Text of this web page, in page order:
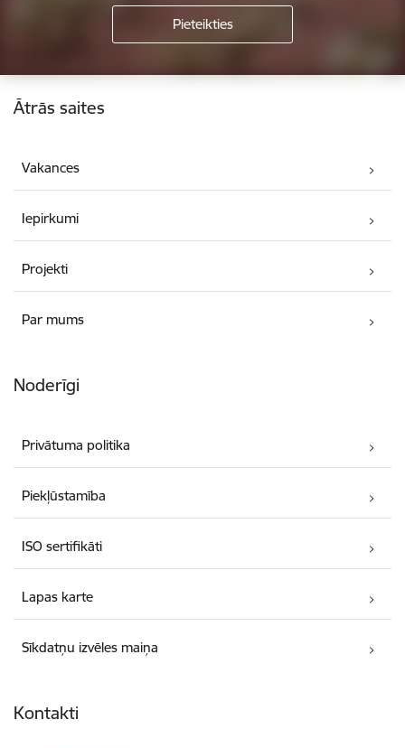
Kājene
Ātrās saites
Vakances
Iepirkumi
Projekti
Par mums
Noderīgi
Privātuma politika
Piekļūstamība
ISO sertifikāti
Lapas karte
Sīkdatņu izvēles maiņa
Kontakti